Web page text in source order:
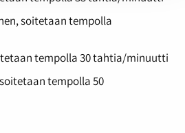
soitetaan tempolla
tempolla 30 tahtia/minuutti
tempolla 50